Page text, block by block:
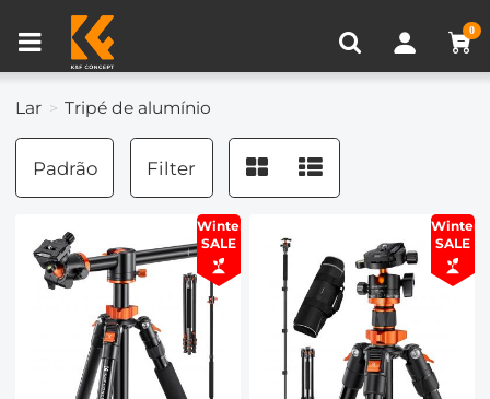
0
Lar Tripé de alumínio
Padrão Filter
Winter
SALE
Winter
SALE